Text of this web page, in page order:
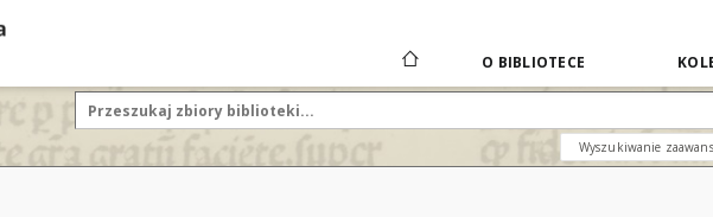
O BIBLIOTECE
Wyszukiwanie